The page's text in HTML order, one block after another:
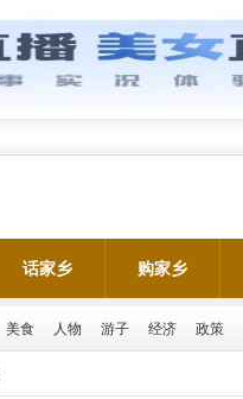
话家乡 购家乡
美食 人物 游子 经济 政策